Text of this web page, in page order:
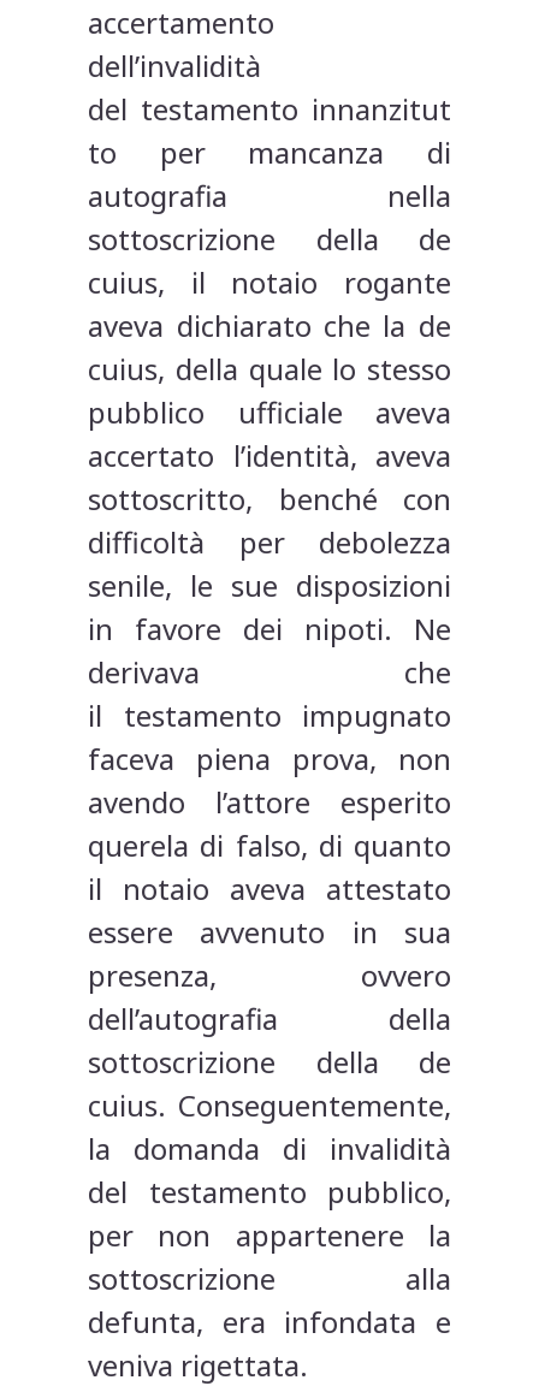
accertamento
dell’invalidità
del testamento innanzitut
to per mancanza di
autografia nella
sottoscrizione della de
cuius, il notaio rogante
aveva dichiarato che la de
cuius, della quale lo stesso
pubblico ufficiale aveva
accertato l’identità, aveva
sottoscritto, benché con
difficoltà per debolezza
senile, le sue disposizioni
in favore dei nipoti. Ne
derivava che
il testamento impugnato
faceva piena prova, non
avendo l’attore esperito
querela di falso, di quanto
il notaio aveva attestato
essere avvenuto in sua
presenza, ovvero
dell’autografia della
sottoscrizione della de
cuius. Conseguentemente,
la domanda di invalidità
del testamento pubblico,
per non appartenere la
sottoscrizione alla
defunta, era infondata e
veniva rigettata.